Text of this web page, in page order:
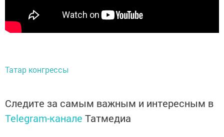
Татар конгрессы
Следите за самым важным и интересным в
Telegram-канале Татмедиа